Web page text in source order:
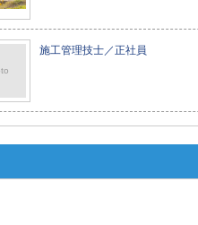
施工管理技士／正社員